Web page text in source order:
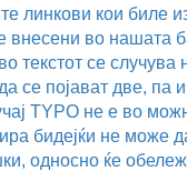
линкови кои биле
внесени во нашата
текстот се случува
се појават две, па
TYPO не е во
бидејќи не може
односно ќе